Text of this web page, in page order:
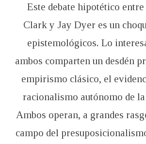
Este debate hipotético
Clark y Jay Dyer es un
epistemológicos. Lo
ambos comparten un desdén
empirismo clásico, el
racionalismo autónomo de
Ambos operan, a grandes
campo del